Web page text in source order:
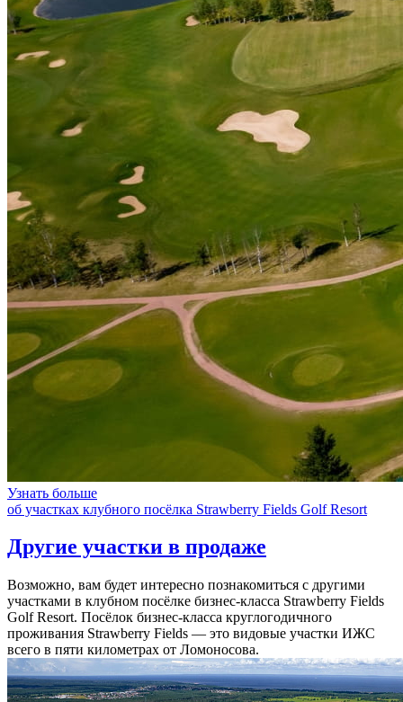
Узнать больше
об участках клубного посёлка Strawberry Fields Golf Resort
Другие участки в продаже
Возможно, вам будет интересно познакомиться с другими
участками в клубном посёлке бизнес-класса Strawberry Fields
Golf Resort. Посёлок бизнес-класса круглогодичного
проживания Strawberry Fields — это видовые участки ИЖС
всего в пяти километрах от Ломоносова.